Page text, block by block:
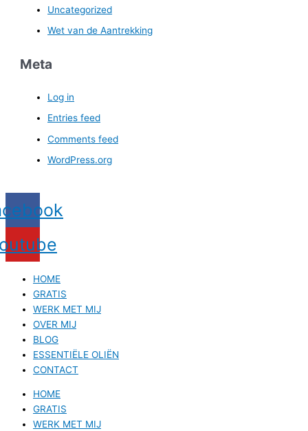
Uncategorized
Wet van de Aantrekking
Meta
Log in
Entries feed
Comments feed
WordPress.org
HOME
GRATIS
WERK MET MIJ
OVER MIJ
BLOG
ESSENTIËLE OLIËN
CONTACT
HOME
GRATIS
WERK MET MIJ